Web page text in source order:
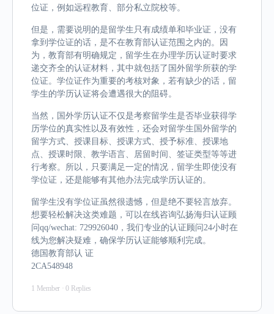
位证，例如远程教育、部分私立院校等。
但是，需要说明的是留学生只有成绩单和毕业证，没有
拿到学位证的话，是不在教育部认证范围之内的。因
为，教育部有明确规定，留学生在办理学历认证时要求
递交齐全的认证材料，其中就包括了国外留学所获的学
位证。学位证作为重要的考核对象，若有缺少的话，留
学生的学历认证将会遭遇很大的阻碍。
当然，国外学历认证不仅是考察留学生是否毕业获得学
历学位的真实性以及有效性，还会对留学生国外留学的
留学方式、授课目标、授课方式、授予标准、授课地
点、授课时限、教学语言、居留时间、签证类型等等进
行考察。所以，只要满足一定的情况，留学生即使没有
学位证，还是能够有其他办法完成学历认证的。
留学生没有学位证虽然很遗憾，但是绝不要轻言放弃。
想要轻松解决这类难题，可以在线咨询弘扬海归认证顾
问qq/wechat: 729926040，我们专业的认证顾问24小时在
线为您解决疑难，确保学历认证能够顺利完成。
德国教育部认 证
2CA548948
1 Member · 0 Replies